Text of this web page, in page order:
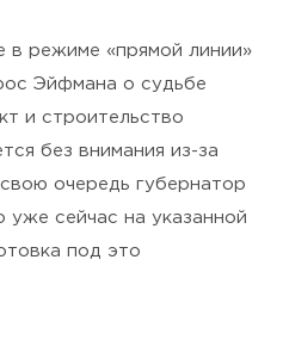
в режиме «прямой линии»
Эйфмана о судьбе
и строительство
без внимания из-за
очередь губернатор
уже сейчас на указанной
под это